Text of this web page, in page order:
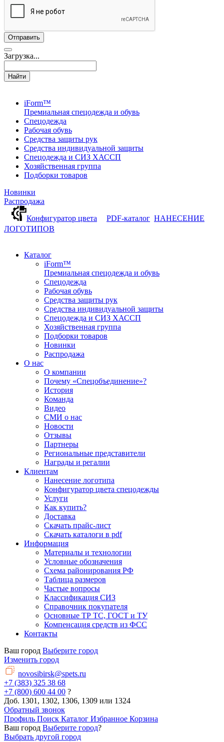
Загрузка...
Найти
iForm™
Премиальная спецодежда и обувь
Спецодежда
Рабочая обувь
Средства защиты рук
Средства индивидуальной защиты
Спецодежда и СИЗ ХАССП
Хозяйственная группа
Подборки товаров
Новинки
Распродажа
Конфигуратор цвета
PDF-каталог НАНЕСЕНИЕ
ЛОГОТИПОВ
Каталог
iForm™
Премиальная спецодежда и обувь
Спецодежда
Рабочая обувь
Средства защиты рук
Средства индивидуальной защиты
Спецодежда и СИЗ ХАССП
Хозяйственная группа
Подборки товаров
Новинки
Распродажа
О нас
О компании
Почему «Спецобъединение»?
История
Команда
Видео
СМИ о нас
Новости
Отзывы
Партнеры
Региональные представители
Награды и регалии
Клиентам
Нанесение логотипа
Конфигуратор цвета спецодежды
Услуги
Как купить?
Доставка
Скачать прайс-лист
Скачать каталоги в pdf
Информация
Материалы и технологии
Условные обозначения
Схема районирования РФ
Таблица размеров
Частые вопросы
Классификация СИЗ
Справочник покупателя
Основные ТР ТС, ГОСТ и ТУ
Компенсация средств из ФСС
Контакты
Ваш город Выберите город
Изменить город
novosibirsk@spets.ru
+7 (383) 325 38 68
+7 (800) 600 44 00 ?
Доб. 1301, 1302, 1306, 1309 или 1324
Обратный звонок
Профиль Поиск Каталог Избранное Корзина
Ваш город Выберите город?
Выбрать другой город